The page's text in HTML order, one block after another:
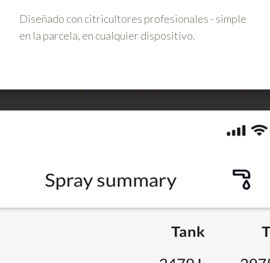
Diseñado con citricultores profesionales - simple
en la parcela, en cualquier dispositivo.